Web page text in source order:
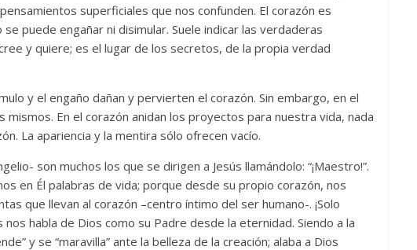
superficiales que nos confunden. El corazón es
puede engañar ni disimular. Suele indicar las verdaderas
y quiere; es el lugar de los secretos, de la propia verdad
y el engaño dañan y pervierten el corazón. Sin embargo, en el
En el corazón anidan los proyectos para nuestra vida, nada
La apariencia y la mentira sólo ofrecen vacío.
son muchos los que se dirigen a Jesús llamándolo: “¡Maestro!”.
en Él palabras de vida; porque desde su propio corazón, nos
que llevan al corazón –centro íntimo del ser humano-. ¡Solo
habla de Dios como su Padre desde la eternidad. Siendo a la
y se “maravilla” ante la belleza de la creación; alaba a Dios